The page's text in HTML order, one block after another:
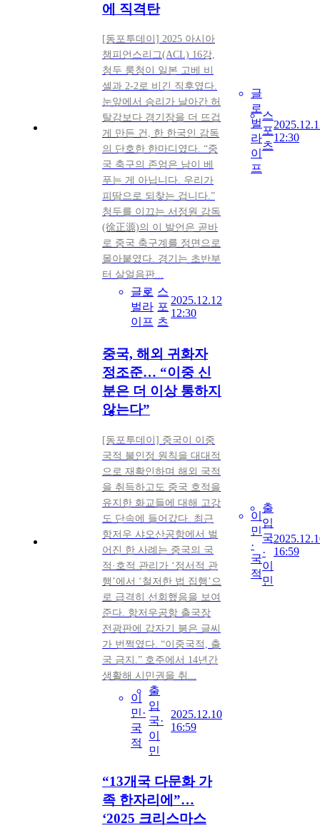
에 직격탄
[동포투데이] 2025 아시아
챔피언스리그(ACL) 16강,
청두 룽청이 일본 고베 비
셀과 2-2로 비긴 직후였다.
눈앞에서 승리가 날아간 허
탈감보다 경기장을 더 뜨겁
게 만든 건, 한 한국인 감독
의 단호한 한마디였다. “중
국 축구의 존엄은 남이 베
푸는 게 아닙니다. 우리가
피땀으로 되찾는 겁니다.”
청두를 이끄는 서정원 감독
(徐正源)의 이 발언은 곧바
로 중국 축구계를 정면으로
몰아붙였다. 경기는 초반부
터 살얼음판...
글로
벌라
이프
스
포
츠
2025.12.12
12:30
글
로
벌
라
이
프
스
포
츠
12:30
중국, 해외 귀화자
정조준… “이중 신
분은 더 이상 통하지
않는다”
[동포투데이] 중국이 이중
국적 불인정 원칙을 대대적
으로 재확인하며 해외 국적
을 취득하고도 중국 호적을
유지한 화교들에 대해 고강
도 단속에 들어갔다. 최근
항저우 샤오산공항에서 벌
어진 한 사례는 중국의 국
적·호적 관리가 ‘정서적 관
행’에서 ‘철저한 법 집행’으
로 급격히 선회했음을 보여
준다. 항저우공항 출국장
전광판에 갑자기 붉은 글씨
가 번쩍였다. “이중국적, 출
국 금지.” 호주에서 14년간
생활해 시민권을 취...
이
민·
국
적
출
입
국·
이
민
2025.12.10
16:59
이
민
·
국
적
출
입
국
·
이
민
16:59
“13개국 다문화 가
족 한자리에”…
‘2025 크리스마스